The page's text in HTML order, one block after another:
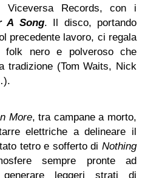
Viceversa Records, con i
A Song. Il disco, portando
precedente lavoro, ci regala
folk nero e polveroso che
tradizione (Tom Waits, Nick
More, tra campane a morto,
elettriche a delineare il
tetro e sofferto di Nothing
sempre pronte ad
leggeri strati di